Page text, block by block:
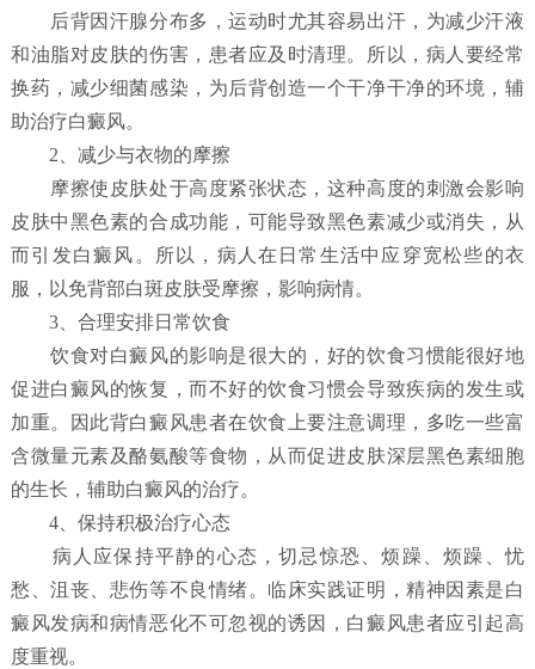
后背因汗腺分布多，运动时尤其容易出汗，为减少汗液
和油脂对皮肤的伤害，患者应及时清理。所以，病人要经常
换药，减少细菌感染，为后背创造一个干净干净的环境，辅
助治疗白癜风。
2、减少与衣物的摩擦
摩擦使皮肤处于高度紧张状态，这种高度的刺激会影响
皮肤中黑色素的合成功能，可能导致黑色素减少或消失，从
而引发白癜风。所以，病人在日常生活中应穿宽松些的衣
服，以免背部白斑皮肤受摩擦，影响病情。
3、合理安排日常饮食
饮食对白癜风的影响是很大的，好的饮食习惯能很好地
促进白癜风的恢复，而不好的饮食习惯会导致疾病的发生或
加重。因此背白癜风患者在饮食上要注意调理，多吃一些富
含微量元素及酪氨酸等食物，从而促进皮肤深层黑色素细胞
的生长，辅助白癜风的治疗。
4、保持积极治疗心态
病人应保持平静的心态，切忌惊恐、烦躁、烦躁、忧
愁、沮丧、悲伤等不良情绪。临床实践证明，精神因素是白
癜风发病和病情恶化不可忽视的诱因，白癜风患者应引起高
度重视。